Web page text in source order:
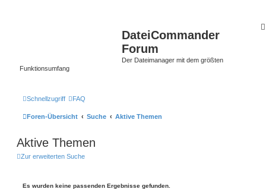
DateiCommander
Forum
Der Dateimanager mit dem größten
Funktionsumfang
Schnellzugriff FAQ
Foren-Übersicht Suche Aktive Themen
Aktive Themen
Zur erweiterten Suche
Es wurden keine passenden Ergebnisse gefunden.